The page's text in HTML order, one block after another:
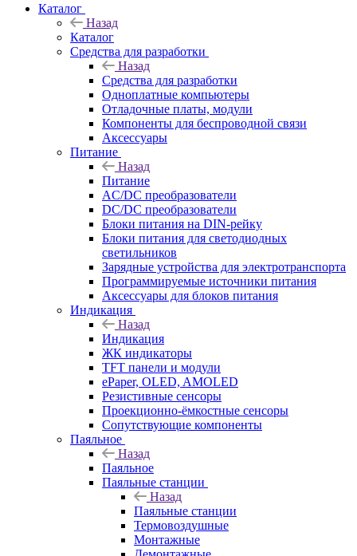
Каталог
Назад
Каталог
Средства для разработки
Назад
Средства для разработки
Одноплатные компьютеры
Отладочные платы, модули
Компоненты для беспроводной связи
Аксессуары
Питание
Назад
Питание
AC/DC преобразователи
DC/DC преобразователи
Блоки питания на DIN-рейку
Блоки питания для светодиодных
светильников
Зарядные устройства для электротранспорта
Программируемые источники питания
Аксессуары для блоков питания
Индикация
Назад
Индикация
ЖК индикаторы
TFT панели и модули
ePaper, OLED, AMOLED
Резистивные сенсоры
Проекционно-ёмкостные сенсоры
Сопутствующие компоненты
Паяльное
Назад
Паяльное
Паяльные станции
Назад
Паяльные станции
Термовоздушные
Монтажные